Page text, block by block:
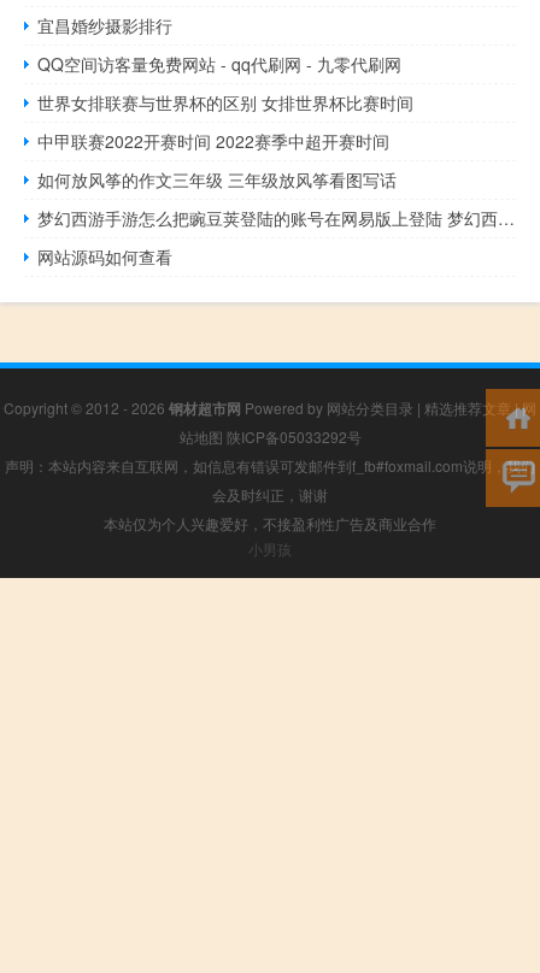
宜昌婚纱摄影排行
QQ空间访客量免费网站 - qq代刷网 - 九零代刷网
世界女排联赛与世界杯的区别 女排世界杯比赛时间
中甲联赛2022开赛时间 2022赛季中超开赛时间
如何放风筝的作文三年级 三年级放风筝看图写话
梦幻西游手游怎么把豌豆荚登陆的账号在网易版上登陆 梦幻西游手游网易官方正版
网站源码如何查看
Copyright © 2012 - 2026 钢材超市网 Powered by 网站分类目录 | 精选推荐文章 |网
站地图 陕ICP备05033292号
声明：本站内容来自互联网，如信息有错误可发邮件到f_fb#foxmail.com说明，我们
会及时纠正，谢谢
本站仅为个人兴趣爱好，不接盈利性广告及商业合作
小男孩